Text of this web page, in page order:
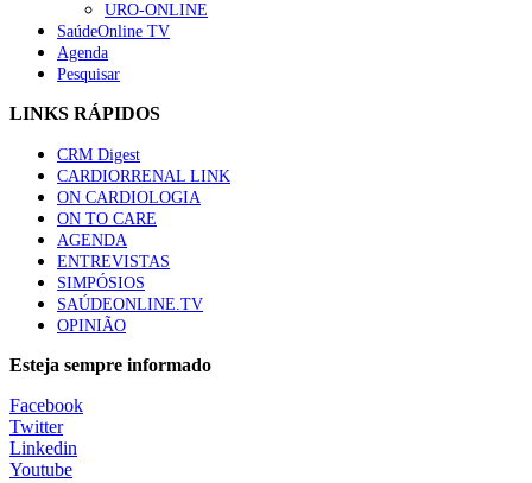
URO-ONLINE
SaúdeOnline TV
Agenda
Pesquisar
LINKS RÁPIDOS
CRM Digest
CARDIORRENAL LINK
ON CARDIOLOGIA
ON TO CARE
AGENDA
ENTREVISTAS
SIMPÓSIOS
SAÚDEONLINE.TV
OPINIÃO
Esteja sempre informado
Facebook
Twitter
Linkedin
Youtube